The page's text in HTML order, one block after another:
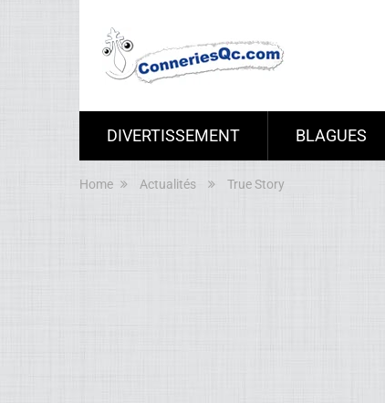
DIVERTISSEMENT BLAGUES
Home Actualités True Story